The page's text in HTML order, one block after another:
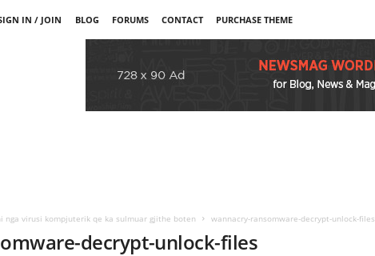
IN / JOIN BLOG FORUMS CONTACT PURCHASE THEME
nga virusi kompjuterik qe ka sulmuar gjithe boten wannacry-ransomware-decrypt-unlock-files
decrypt-unlock-files